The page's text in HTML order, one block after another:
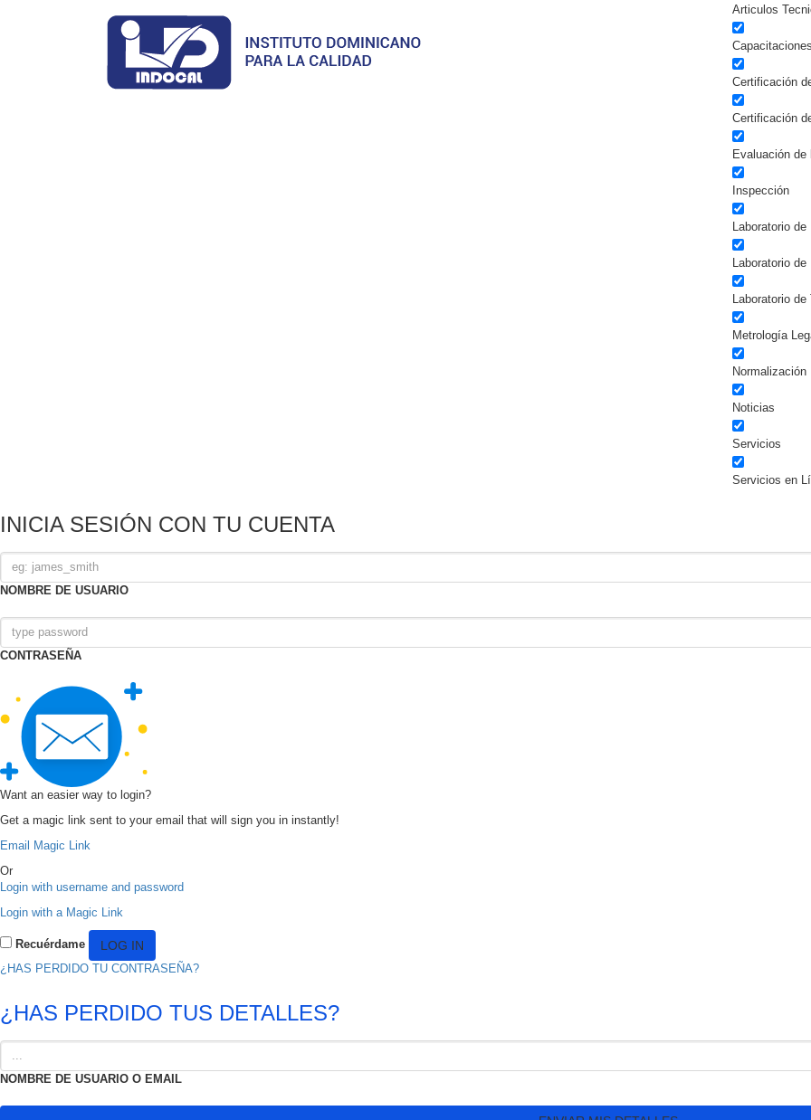
Articulos
Certificación
Certificación
Evaluación de
Inspección
Laboratorio
Laboratorio de
Laboratorio de
Metrología
Normalización
Noticias
Servicios
Servicios en
INICIA SESIÓN CON TU CUENTA
NOMBRE DE USUARIO
CONTRASEÑA
Want an easier way to login?
Get a magic link sent to your email that will sign you in instantly!
Email Magic Link
Or
Login with username and password
Login with a Magic Link
Recuérdame
¿HAS PERDIDO TU CONTRASEÑA?
¿HAS PERDIDO TUS DETALLES?
NOMBRE DE USUARIO O EMAIL